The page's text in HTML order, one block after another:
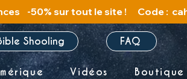
Shooling FAQ
Vidéos Boutique